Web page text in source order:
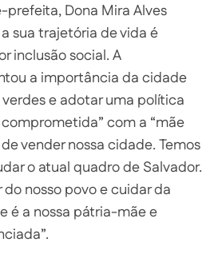
Dona Mira Alves
sua trajetória de vida é
inclusão social. A
a importância da cidade
verdes e adotar uma política
com a “mãe
vender nossa cidade. Temos
o atual quadro de Salvador.
nosso povo e cuidar da
é a nossa pátria-mãe e